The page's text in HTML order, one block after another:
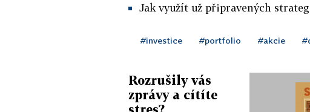
Jak využít už připravených
#investice #portfolio #akcie
Rozrušily vás
zprávy a cítíte
stres?